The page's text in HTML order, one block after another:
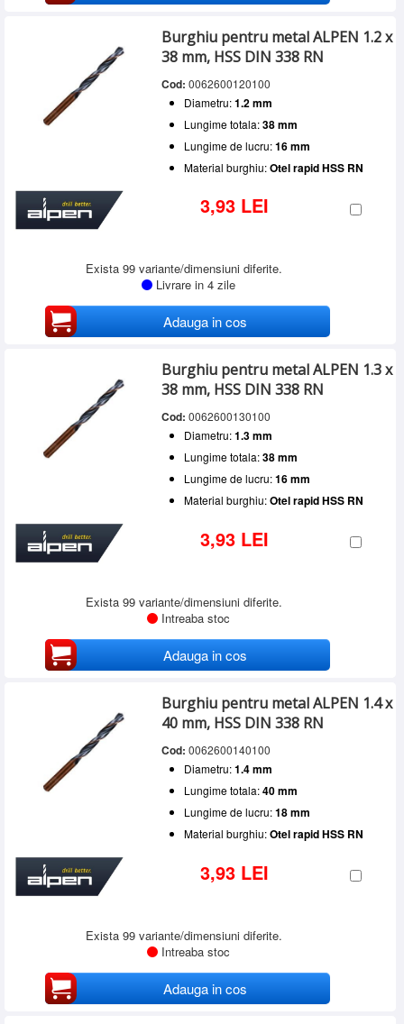
Burghiu pentru metal ALPEN 1.2 x
38 mm, HSS DIN 338 RN
Cod: 0062600120100
Diametru:1.2 mm
Lungime totala:38 mm
Lungime de lucru:16 mm
Material burghiu:Otel rapid HSS RN
3,93 LEI
Exista 99 variante/dimensiuni diferite.
Livrare in 4 zile
Adauga in cos
Burghiu pentru metal ALPEN 1.3 x
38 mm, HSS DIN 338 RN
Cod: 0062600130100
Diametru:1.3 mm
Lungime totala:38 mm
Lungime de lucru:16 mm
Material burghiu:Otel rapid HSS RN
3,93 LEI
Exista 99 variante/dimensiuni diferite.
Intreaba stoc
Adauga in cos
Burghiu pentru metal ALPEN 1.4 x
40 mm, HSS DIN 338 RN
Cod: 0062600140100
Diametru:1.4 mm
Lungime totala:40 mm
Lungime de lucru:18 mm
Material burghiu:Otel rapid HSS RN
3,93 LEI
Exista 99 variante/dimensiuni diferite.
Intreaba stoc
Adauga in cos